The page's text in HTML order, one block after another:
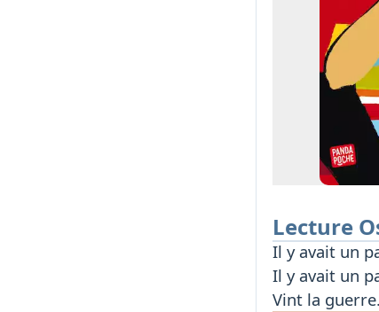
Lecture
Il y avait un
Il y avait un
Vint la